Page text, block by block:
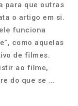
para que outras
o artigo em si.
funciona
como aquelas
de filmes.
ao filme,
do que se ...